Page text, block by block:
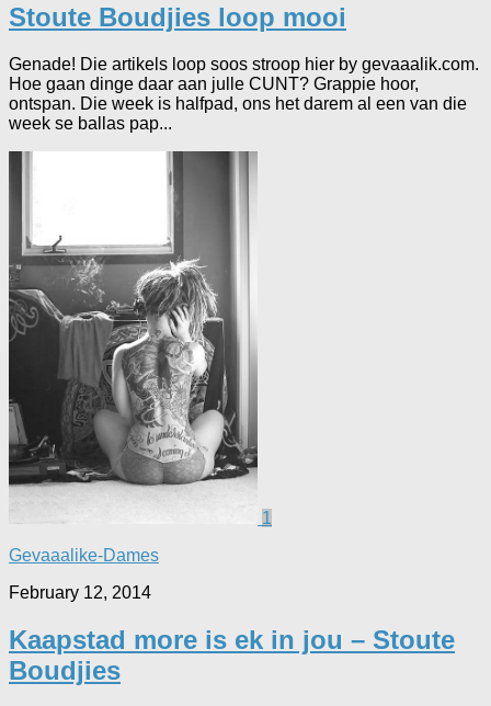
Stoute Boudjies loop mooi
Genade! Die artikels loop soos stroop hier by gevaaalik.com.
Hoe gaan dinge daar aan julle CUNT? Grappie hoor,
ontspan. Die week is halfpad, ons het darem al een van die
week se ballas pap...
1
Gevaaalike-Dames
February 12, 2014
Kaapstad more is ek in jou – Stoute
Boudjies